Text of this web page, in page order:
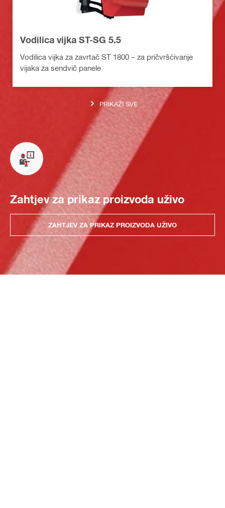
Vodilica vijka ST-SG 5.5
Vodilica vijka za zavrtač ST 1800 – za pričvršćivanje
vijaka za sendvič panele
PRIKAŽI SVE
Zahtjev za prikaz proizvoda uživo
ZAHTJEV ZA PRIKAZ PROIZVODA UŽIVO